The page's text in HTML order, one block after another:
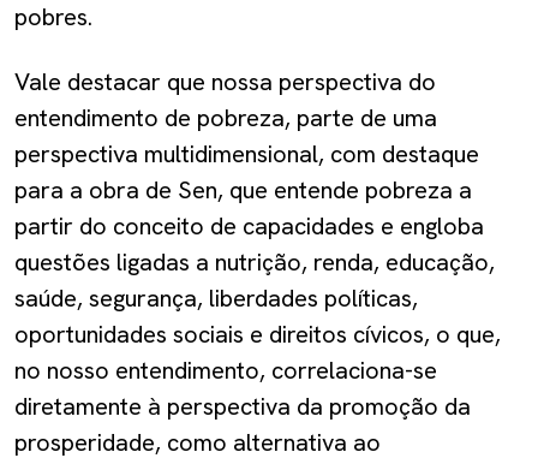
pobres.
Vale destacar que nossa perspectiva do
entendimento de pobreza, parte de uma
perspectiva multidimensional, com destaque
para a obra de Sen, que entende pobreza a
partir do conceito de capacidades e engloba
questões ligadas a nutrição, renda, educação,
saúde, segurança, liberdades políticas,
oportunidades sociais e direitos cívicos, o que,
no nosso entendimento, correlaciona-se
diretamente à perspectiva da promoção da
prosperidade, como alternativa ao